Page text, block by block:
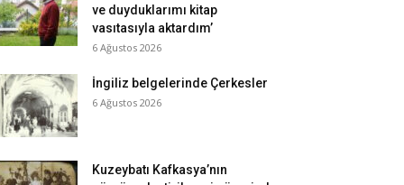
ve duyduklarımı kitap
vasıtasıyla aktardım’
6 Ağustos 2026
İngiliz belgelerinde Çerkesler
6 Ağustos 2026
Kuzeybatı Kafkasya’nın